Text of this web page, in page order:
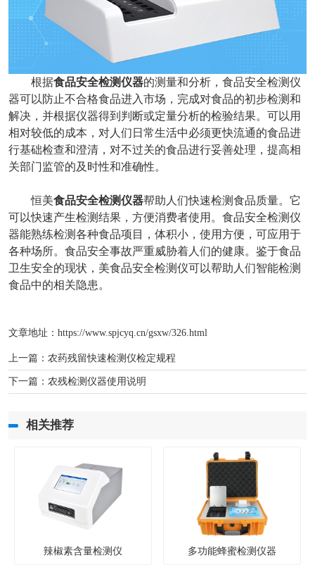
根据食品安全检测仪器的测量和分析，食品安全检测仪
器可以防止不合格食品进入市场，完成对食品的初步检测和
解决，并根据仪器得到判断或定量分析的检验结果。可以用
相对较低的成本，对人们日常生活中必须更快流通的食品进
行基础检查和澄清，对不过关的食品进行妥善处理，提高相
关部门监管的及时性和准确性。
恒美食品安全检测仪器帮助人们快速检测食品质量。它
可以快速产生检测结果，方便消费者使用。食品安全检测仪
器能熟练检测各种食品项目，体积小，使用方便，可应用于
各种场所。食品安全事故严重威胁着人们的健康。鉴于食品
卫生安全的现状，美食品安全检测仪可以帮助人们智能检测
食品中的相关隐患。
文章地址： https://www.spjcyq.cn/gsxw/326.html
上一篇： 农药残留快速检测仪检定规程
下一篇： 农残检测仪器使用说明
相关推荐
辣椒素含量检测仪 多功能蜂蜜检测仪器